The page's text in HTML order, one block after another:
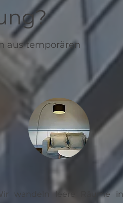
aus temporären
wandeln leere Räume in